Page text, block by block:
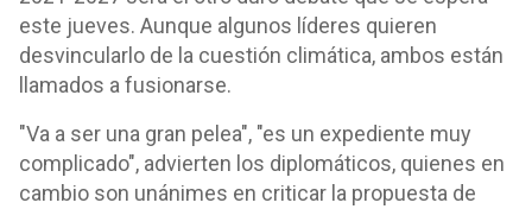
este jueves. Aunque algunos líderes quieren
desvincularlo de la cuestión climática, ambos están
llamados a fusionarse.
"Va a ser una gran pelea", "es un expediente muy
complicado", advierten los diplomáticos, quienes en
cambio son unánimes en criticar la propuesta de